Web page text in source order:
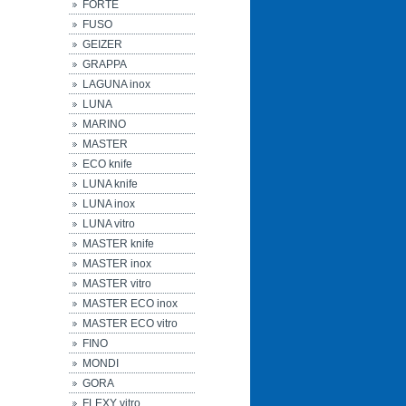
FORTE
FUSO
GEIZER
GRAPPA
LAGUNA inox
LUNA
MARINO
MASTER
ECO knife
LUNA knife
LUNA inox
LUNA vitro
MASTER knife
MASTER inox
MASTER vitro
MASTER ECO inox
MASTER ECO vitro
FINO
MONDI
GORA
FLEXY vitro